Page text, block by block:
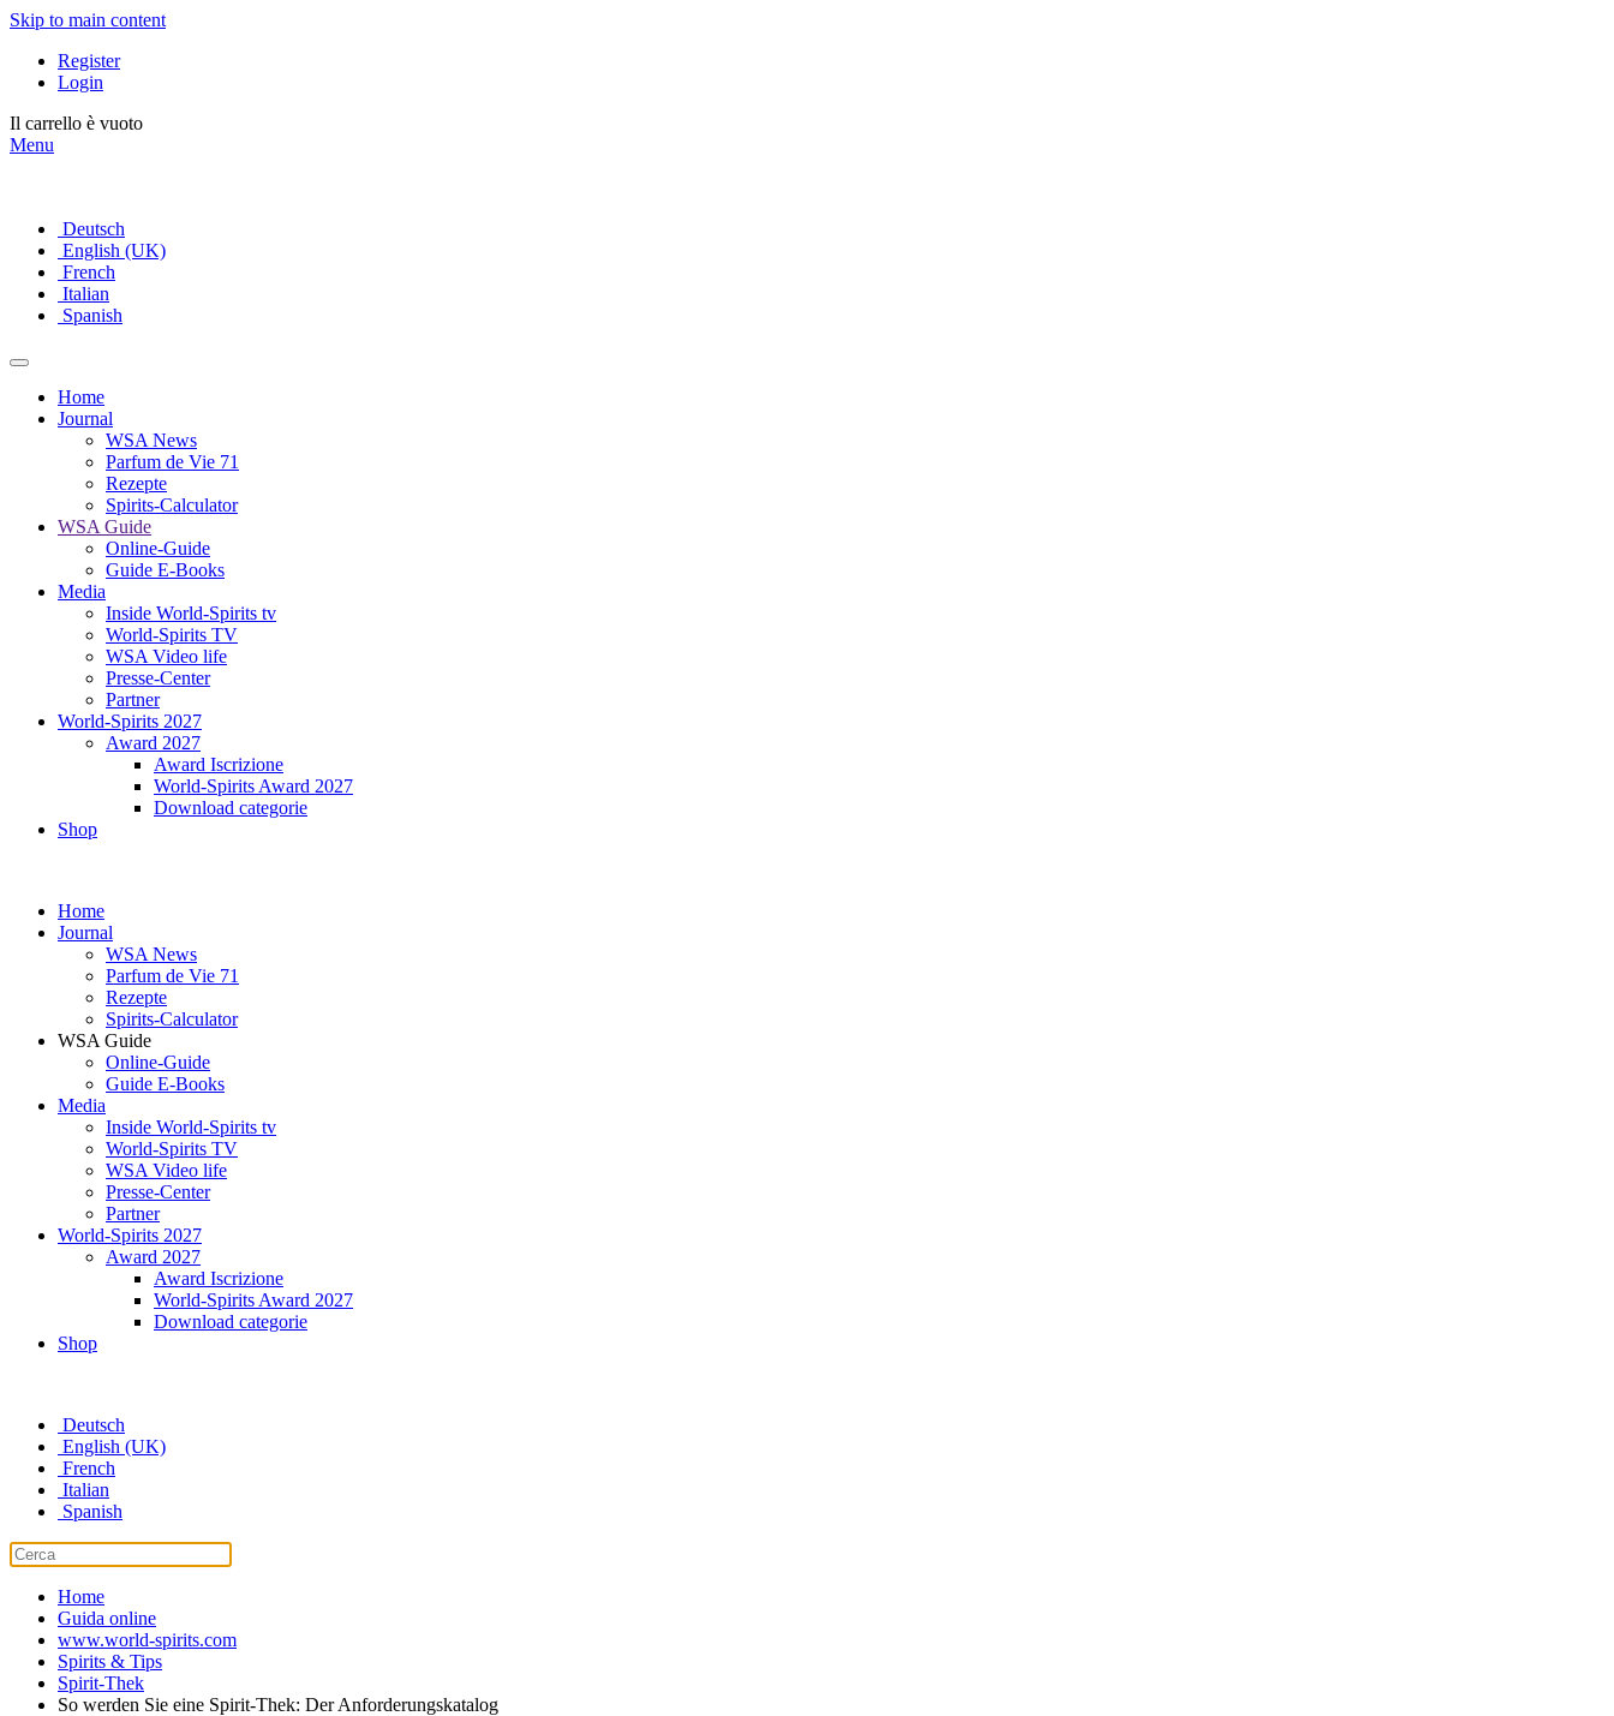
Skip to main content
Register
Login
Il carrello è vuoto
Menu
Deutsch
English (UK)
French
Italian
Spanish
Home
Journal
WSA News
Parfum de Vie 71
Rezepte
Spirits-Calculator
WSA Guide
Online-Guide
Guide E-Books
Media
Inside World-Spirits tv
World-Spirits TV
WSA Video life
Presse-Center
Partner
World-Spirits 2027
Award 2027
Award Iscrizione
World-Spirits Award 2027
Download categorie
Shop
Home
Journal
WSA News
Parfum de Vie 71
Rezepte
Spirits-Calculator
WSA Guide
Online-Guide
Guide E-Books
Media
Inside World-Spirits tv
World-Spirits TV
WSA Video life
Presse-Center
Partner
World-Spirits 2027
Award 2027
Award Iscrizione
World-Spirits Award 2027
Download categorie
Shop
Deutsch
English (UK)
French
Italian
Spanish
Home
Guida online
www.world-spirits.com
Spirits & Tips
Spirit-Thek
So werden Sie eine Spirit-Thek: Der Anforderungskatalog